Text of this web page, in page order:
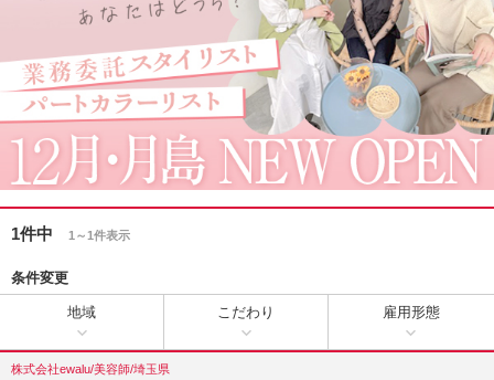
1件中 1～1件表示
条件変更
地域 こだわり 雇用形態
株式会社ewalu/美容師/埼玉県